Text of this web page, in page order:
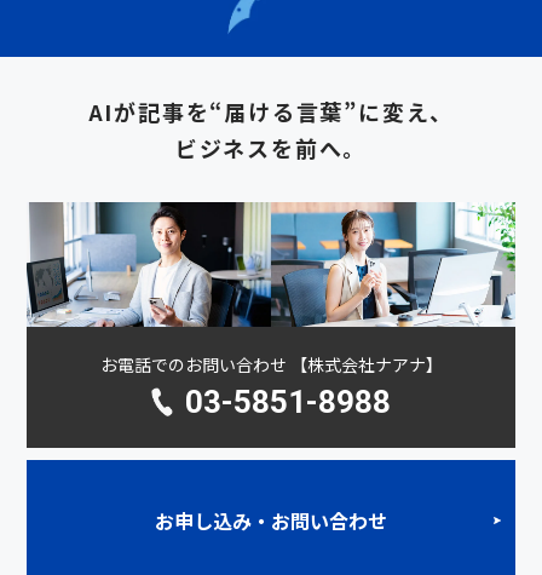
AIが記事を“届ける言葉”に変え、
ビジネスを前へ。
お電話でのお問い合わせ 【株式会社ナアナ】
03-5851-8988
お申し込み・お問い合わせ